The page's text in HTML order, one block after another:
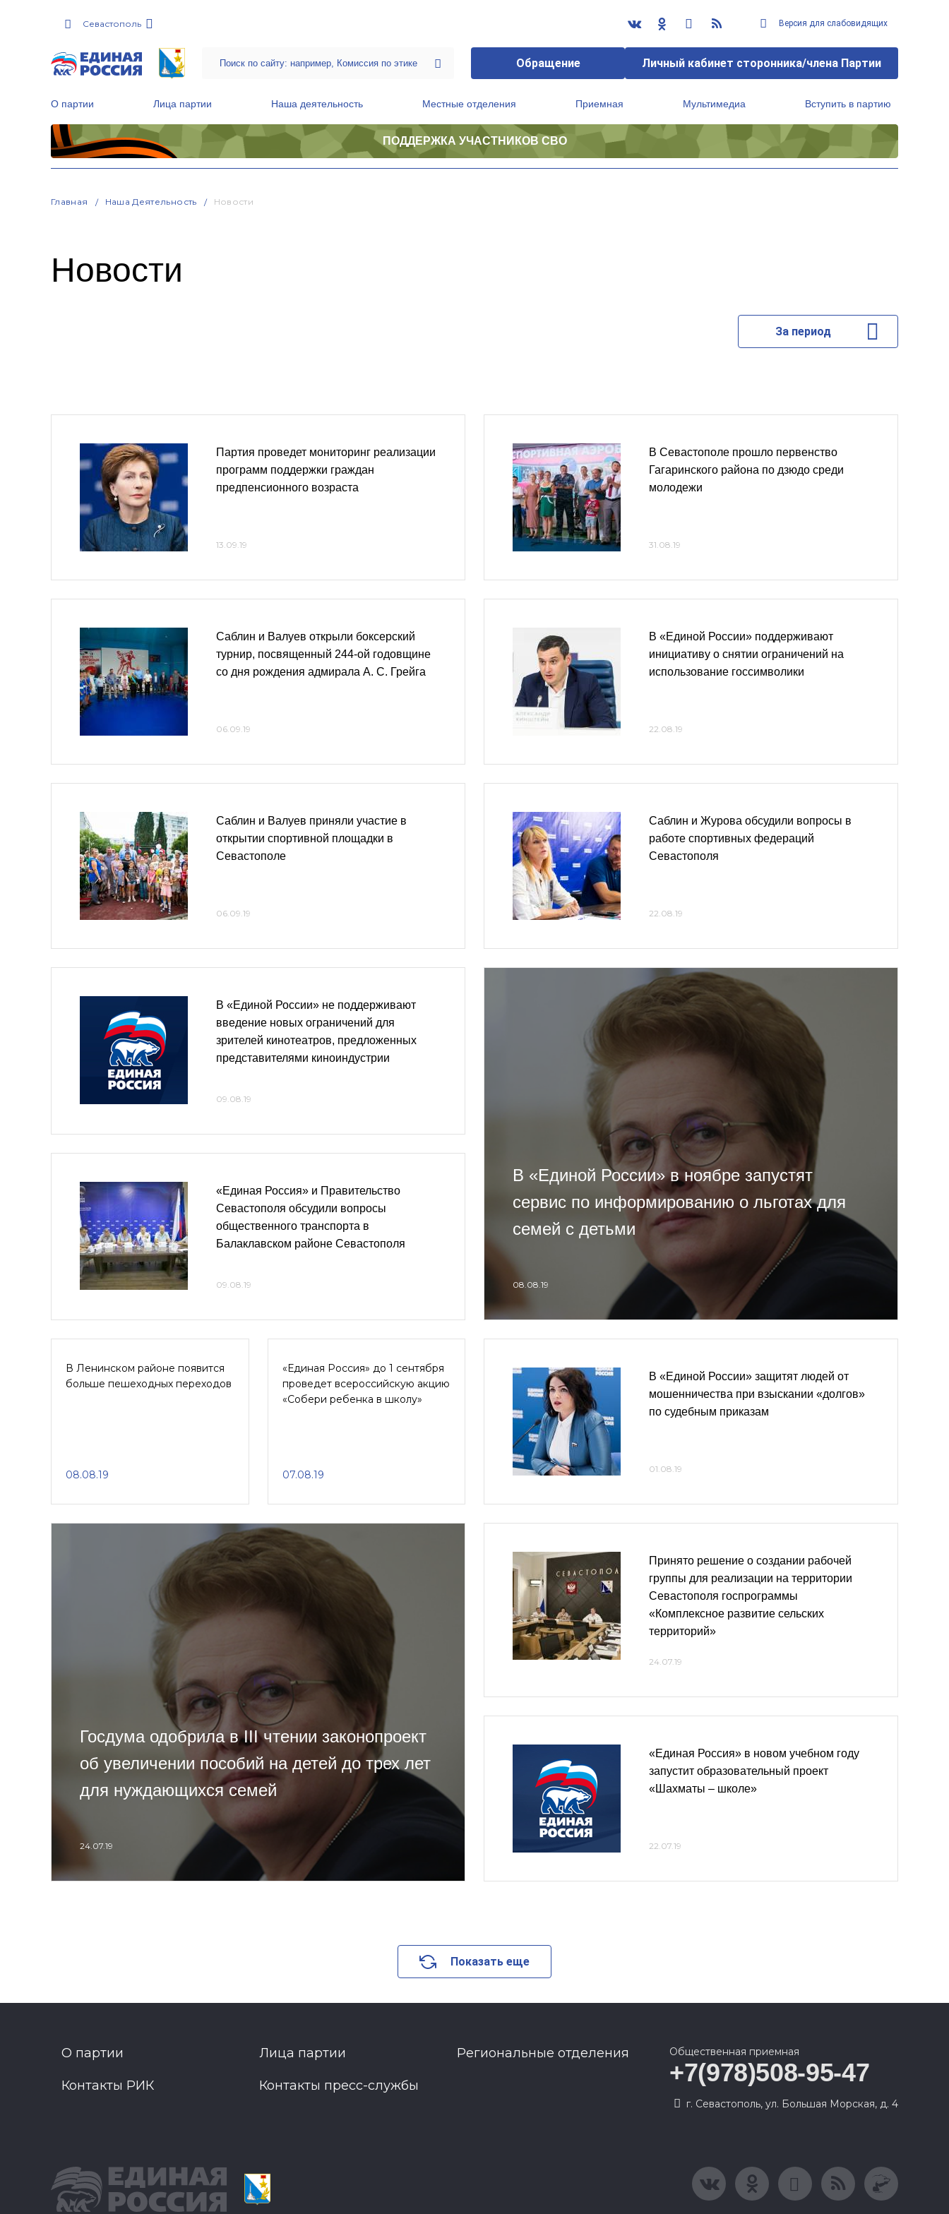
Севастополь Версия для слабовидящих
Обращение Личный кабинет сторонника/члена Партии
О партии Лица партии Наша деятельность Местные отделения Приемная Мультимедиа Вступить в партию
ПОДДЕРЖКА УЧАСТНИКОВ СВО
Главная Наша Деятельность Новости
Новости
За период
Партия проведет мониторинг реализации
программ поддержки граждан
предпенсионного возраста
13.09.19
Саблин и Валуев открыли боксерский
турнир, посвященный 244-ой годовщине
со дня рождения адмирала А. С. Грейга
06.09.19
Саблин и Валуев приняли участие в
открытии спортивной площадки в
Севастополе
06.09.19
В Севастополе прошло первенство
Гагаринского района по дзюдо среди
молодежи
31.08.19
В «Единой России» поддерживают
инициативу о снятии ограничений на
использование госсимволики
22.08.19
Саблин и Журова обсудили вопросы в
работе спортивных федераций
Севастополя
22.08.19
В «Единой России» не поддерживают
введение новых ограничений для
зрителей кинотеатров, предложенных
представителями киноиндустрии
09.08.19
«Единая Россия» и Правительство
Севастополя обсудили вопросы
общественного транспорта в
Балаклавском районе Севастополя
09.08.19
В «Единой России» в ноябре запустят
сервис по информированию о льготах для
семей с детьми
08.08.19
В Ленинском районе появится
больше пешеходных переходов
08.08.19
«Единая Россия» до 1 сентября
проведет всероссийскую акцию
«Собери ребенка в школу»
07.08.19
В «Единой России» защитят людей от
мошенничества при взыскании «долгов»
по судебным приказам
01.08.19
Госдума одобрила в III чтении законопроект
об увеличении пособий на детей до трех лет
для нуждающихся семей
24.07.19
Принято решение о создании рабочей
группы для реализации на территории
Севастополя госпрограммы
«Комплексное развитие сельских
территорий»
24.07.19
«Единая Россия» в новом учебном году
запустит образовательный проект
«Шахматы – школе»
22.07.19
Показать еще
О партии Лица партии Региональные отделения
Контакты РИК Контакты пресс-службы
Общественная приемная
+7(978)508-95-47
г. Севастополь, ул. Большая Морская, д. 4